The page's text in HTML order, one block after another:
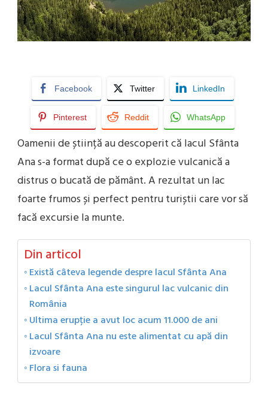
Facebook Twitter LinkedIn
Pinterest Reddit WhatsApp
Oamenii de știință au descoperit că lacul Sfânta
Ana s-a format după ce o explozie vulcanică a
distrus o bucată de pământ. A rezultat un lac
foarte frumos și perfect pentru turiștii care vor să
facă excursie la munte.
Din articol
Există câteva legende despre lacul Sfânta Ana
Lacul Sfânta Ana este singurul lac vulcanic din
România
Ultima erupție a avut loc acum 11.000 de ani
Lacul Sfânta Ana nu este alimentat cu apă din
izvoare
Flora si fauna